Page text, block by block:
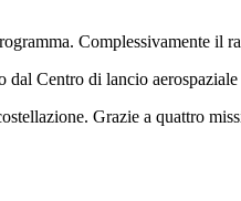
Complessivamente il
Centro di lancio
Grazie a quattro